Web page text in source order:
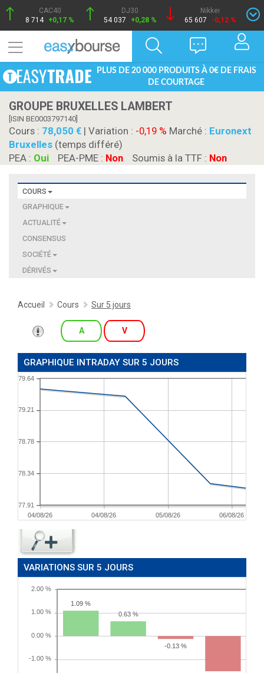
CAC40
8 714 +0,17 %
DJ30
54 037
+0,28 %
Nikkei
65 607
-0,12 %
PLUS DE 20 000 PRODUITS À 0€ DE FRAIS
DE COURTAGE
GROUPE BRUXELLES LAMBERT
[ISIN BE0003797140]
Cours : 78,050 | Variation : -0,19 % Marché : Euronext
Bruxelles (temps différé)
PEA : Oui PEA-PME : Non Soumis à la TTF : Non
COURS
GRAPHIQUE
ACTUALITÉ
CONSENSUS
SOCIÉTÉ
DÉRIVÉS
Accueil Cours Sur 5 jours
A V
GRAPHIQUE INTRADAY SUR 5 JOURS
04/08/26 04/08/26 05/08/26 06/08/26
77.91
78.34
78.78
79.21
79.64
VARIATIONS SUR 5 JOURS